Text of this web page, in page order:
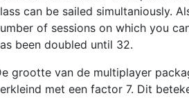
can be sailed simultaniously.
of sessions on which you
been doubled until 32.
grootte van de multiplayer
met een factor 7. Dit